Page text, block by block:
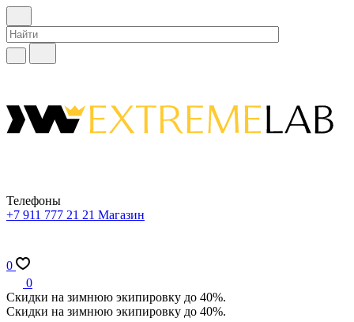
Телефоны
+7 911 777 21 21 Магазин
0
0
Скидки на зимнюю экипировку до 40%.
Скидки на зимнюю экипировку до 40%.